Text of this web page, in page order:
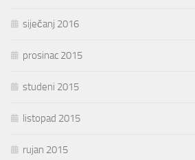
siječanj 2016
prosinac 2015
studeni 2015
listopad 2015
rujan 2015